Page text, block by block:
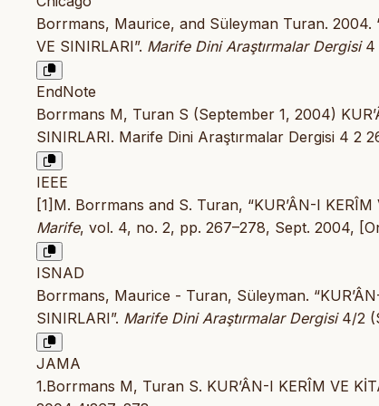
Borrmans, Maurice, and Süleyman Turan. 2004.
VE SINIRLARI”. Marife Dini Araştırmalar Dergisi4
EndNote
Borrmans M, Turan S (September 1, 2004)
SINIRLARI. Marife Dini Araştırmalar Dergisi 4 2
IEEE
[1]M. Borrmans and S. Turan, “KUR’ÂN-I
Marife, vol. 4, no. 2, pp. 267–278, Sept. 2004,
ISNAD
Borrmans, Maurice - Turan, Süleyman.
SINIRLARI”. Marife Dini Araştırmalar Dergisi4/2
JAMA
1.Borrmans M, Turan S. KUR’ÂN-I KERÎM VE